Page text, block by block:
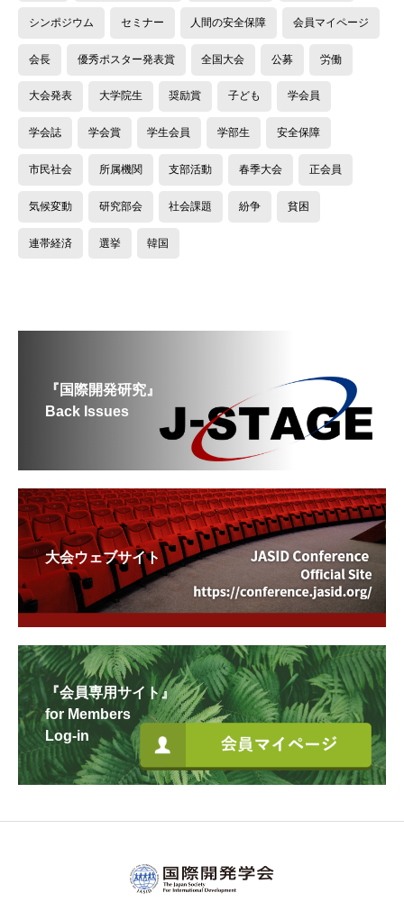
シンポジウム セミナー 人間の安全保障 会員マイページ
会長 優秀ポスター発表賞 全国大会 公募 労働
大会発表 大学院生 奨励賞 子ども 学会員
学会誌 学会賞 学生会員 学部生 安全保障
市民社会 所属機関 支部活動 春季大会 正会員
気候変動 研究部会 社会課題 紛争 貧困
連帯経済 選挙 韓国
『国際開発研究』
Back Issues
大会ウェブサイト
『会員専用サイト』
for Members
Log-in